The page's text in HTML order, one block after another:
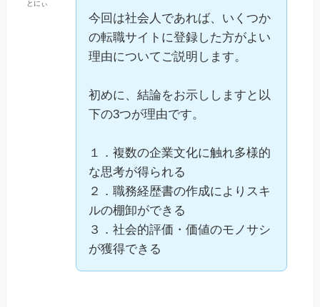
とにぃ
今回は社会人であれば、いくつか
の転職サイトに登録した方がよい
理由についてご説明します。
初めに、結論をお示ししますと以
下の3つが理由です。
１．複数の企業文化に触れ多様的
な思考が得られる
２．職務経歴書の作成によりスキ
ルの棚卸ができる
３．社会的評価・価値のモノサシ
が獲得できる